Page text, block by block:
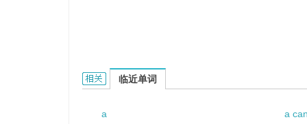
a vintage year for champagne的相关资料：
临近单词
a a